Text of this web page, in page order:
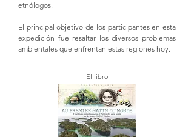
etnólogos.
El principal objetivo de los participantes en esta
expedición fue resaltar los diversos problemas
ambientales que enfrentan estas regiones hoy.
El libro